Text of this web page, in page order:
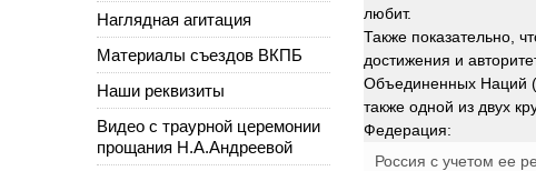
любит.
Также показательно,
достижения и
Объединенных Наций
также одной из двух
Федерация:
Россия с учетом ее
Наглядная агитация
Материалы съездов ВКПБ
Наши реквизиты
Видео с траурной церемонии
прощания Н.А.Андреевой